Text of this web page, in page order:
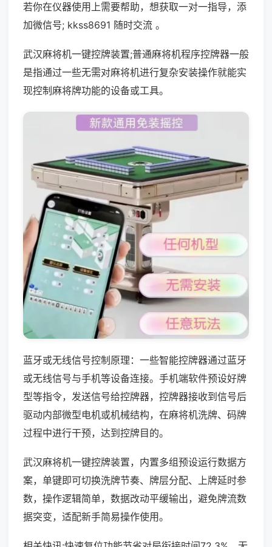
若你在仪器使用上需要帮助，想获取一对一指导，添
加微信号; kkss8691 随时交流 。
武汉麻将机一键控牌装置;普通麻将机程序控牌器一般
是指通过一些无需对麻将机进行复杂安装操作就能实
现控制麻将牌功能的设备或工具。
蓝牙或无线信号控制原理：一些智能控牌器通过蓝牙
或无线信号与手机等设备连接。手机端软件预设好牌
型等指令，发送信号给控牌器，控牌器接收到信号后
驱动内部微型电机或机械结构，在麻将机洗牌、码牌
过程中进行干预，达到控牌目的。
武汉麻将机一键控牌装置，内置多组预设运行数据方
案，单键即可切换洗牌节奏、牌层分配、上牌延时参
数，操作逻辑简单，数据改动平缓输出，避免牌流数
据突变，适配新手简易操作使用。